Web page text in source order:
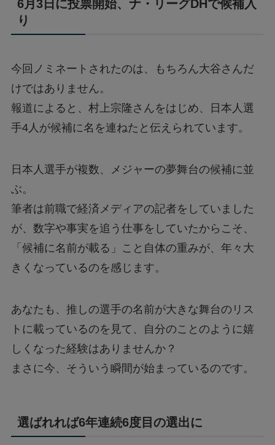
6月3日に投票開始、ナ・リーグDHで候補入
り
今回ノミネートされたのは、もちろん大谷さんだ
けではありません。
報道によると、村上宗隆さんをはじめ、日本人選
手4人が候補に名を連ねたと伝えられています。
日本人選手が複数、メジャーの夢舞台の候補に並
ぶ。
筆者は前職で経済メディアの記者をしていました
が、数字や事実を追う仕事をしていたからこそ、
「候補に名前が載る」こと自体の重みが、年々大
きくなっているのを感じます。
あなたも、推しの選手の名前が大きな舞台のリス
トに載っているのを見て、自分のことのように嬉
しくなった経験はありませんか？
まさに今、そういう瞬間が始まっているのです。
選ばれれば6年連続6度目の選出に